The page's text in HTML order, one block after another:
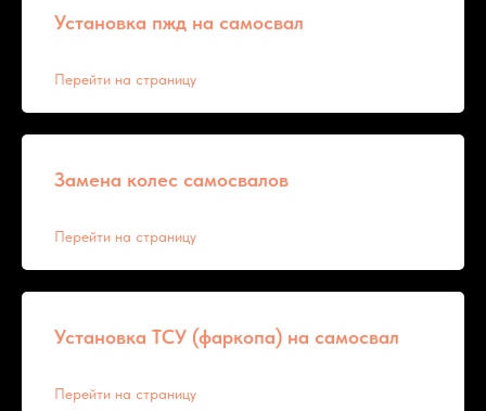
Установка пжд на самосвал
Перейти на страницу
Замена колес самосвалов
Перейти на страницу
Установка ТСУ (фаркопа) на самосвал
Перейти на страницу